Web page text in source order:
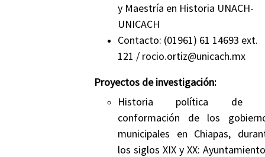
y Maestría en Historia UNACH-
UNICACH
Contacto: (01961) 61 14693 ext.
121 / rocio.ortiz@unicach.mx
Proyectos de investigación:
Historia política de
conformación de los
municipales en Chiapas,
los siglos XIX y XX: